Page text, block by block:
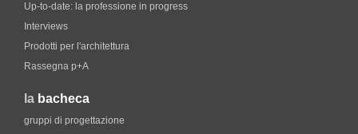
Up-to-date: la professione in progress
Interviews
Prodotti per l'architettura
Rassegna p+A
la bacheca
gruppi di progettazione